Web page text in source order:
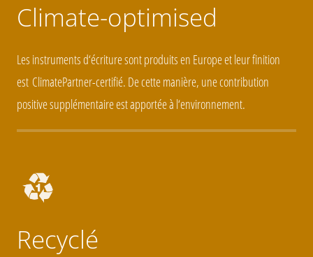
Climate-optimised
Les instruments d‘écriture sont produits en Europe et leur finition
est ClimatePartner-certifié. De cette manière, une contribution
positive supplémentaire est apportée à l‘environnement.
Recyclé